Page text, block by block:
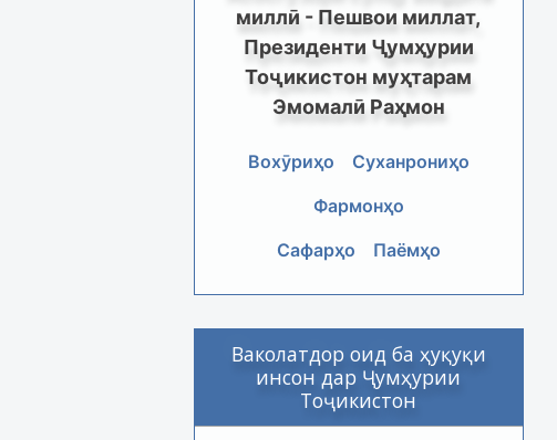
миллӣ - Пешвои миллат,
Президенти Ҷумҳурии
Тоҷикистон муҳтарам
Эмомалӣ Раҳмон
Вохӯриҳо
Суханрониҳо
Фармонҳо
Сафарҳо
Паёмҳо
Ваколатдор оид ба ҳуқуқи
инсон дар Ҷумҳурии
Тоҷикистон